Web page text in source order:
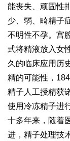
能丧失、顽固性
少、弱、畸精子
不明性不孕。宫
式将精液放入女
久的临床应用历
精的可能性，
精子人工授精获
使用冷冻精子进
十多年来，随着
进，精子处理技